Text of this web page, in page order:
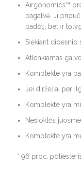
Airgonomics™
pagalvė. Ji
padėtį, bet ir
Siekiant didesnio
Atlenkiamas
Komplekte yra
Jei dirželiai per
Komplekte yra
Nešioklės
Komplekte yra
* 96 proc.